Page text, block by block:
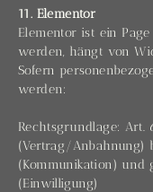
11. Elementor
Elementor ist ein
werden, hängt von
Sofern
werden:
Rechtsgrundlage: Art.
(Vertrag/Anbahnung)
(Kommunikation) und
(Einwilligung)